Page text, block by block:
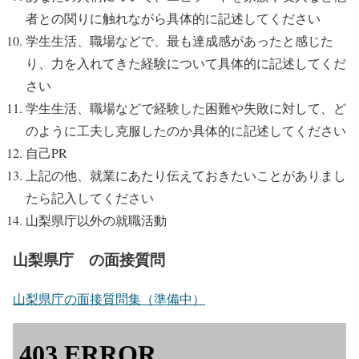
者との関りに触れながら具体的に記述してください
学生生活、職場などで、最も達成感があったと感じた
り、力を入れてきた経験について具体的に記述してくだ
さい
学生生活、職場などで経験した困難や失敗に対して、ど
のように工夫し克服したのか具体的に記述してください
自己PR
上記の他、就業にあたり伝えておきたいことがありまし
たら記入してください
山梨県庁以外の就職活動
山梨県庁 の面接質問
山梨県庁の面接質問集（準備中）